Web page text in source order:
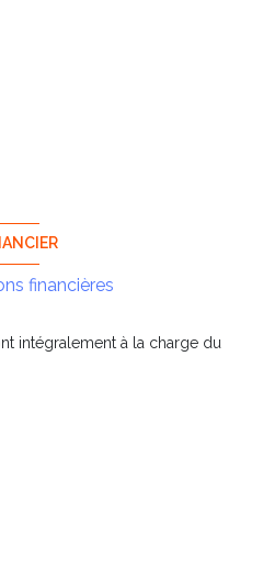
financières
intégralement à la charge du